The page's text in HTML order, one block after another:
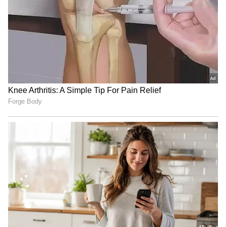
అది టీమ్‌ కుట్టించడం ఎందుకు ఆమెనే తీసుకొచ్చుకోమ్మని
దర్శకుడు సాగర్‌ చెప్పాడు. దర్శకుడు చెప్పింది నిర్మాత..
హీరోయిన్‌కి చెప్పాడు. ఆమె రెండు పొట్టి నిక్కర్లు తీసుకుని
షూటింగ్‌కి వచ్చిందట. దాని బిల్‌ ఆరవై వేలు చూపించింది.
దీంతో అంతా షాక్‌. రెండు పొట్టి నిక్కర్ల కోసం ఇంత మనీనా
అనేది అందరి సందేహం. అప్పట్లో 60వేలు అంటూ
మామూలు కాదు, ఆల్మోస్ట్ ఇప్పుడు 6లక్షలతో సమానం.
ఇంకా ఎక్కువే.